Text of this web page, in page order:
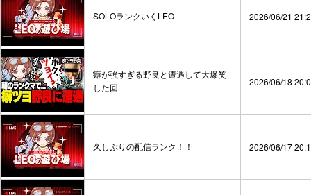
SOLOランクいくLEO 2026/06/21
癖が強すぎる野良と遭遇して大爆笑
した回
2026/06/18
久しぶりの配信ランク！！ 2026/06/17